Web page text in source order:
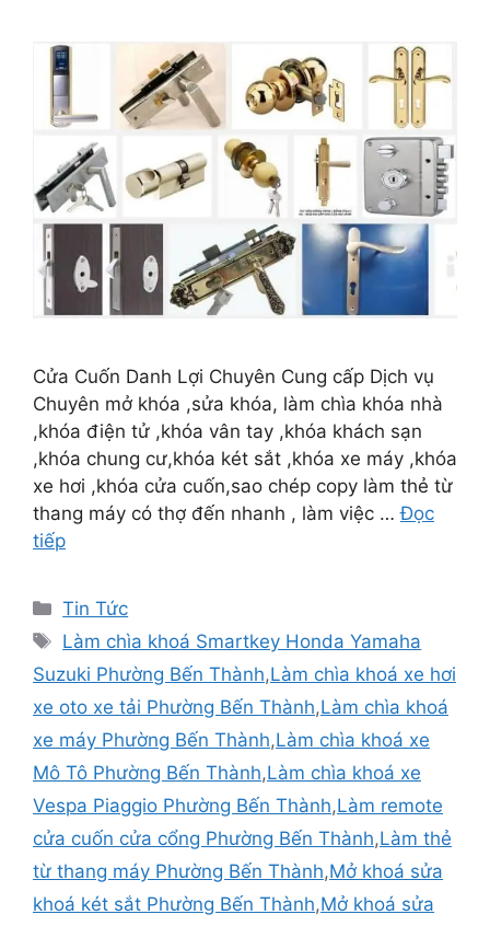
Cửa Cuốn Danh Lợi Chuyên Cung cấp Dịch vụ
Chuyên mở khóa ,sửa khóa, làm chìa khóa nhà
,khóa điện tử ,khóa vân tay ,khóa khách sạn
,khóa chung cư,khóa két sắt ,khóa xe máy ,khóa
xe hơi ,khóa cửa cuốn,sao chép copy làm thẻ từ
thang máy có thợ đến nhanh , làm việc …Đọc
tiếp
Tin Tức
Làm chìa khoá Smartkey Honda Yamaha
Suzuki Phường Bến Thành,Làm chìa khoá xe hơi
xe oto xe tải Phường Bến Thành,Làm chìa khoá
xe máy Phường Bến Thành,Làm chìa khoá xe
Mô Tô Phường Bến Thành,Làm chìa khoá xe
Vespa Piaggio Phường Bến Thành,Làm remote
cửa cuốn cửa cổng Phường Bến Thành,Làm thẻ
từ thang máy Phường Bến Thành,Mở khoá sửa
khoá két sắt Phường Bến Thành,Mở khoá sửa